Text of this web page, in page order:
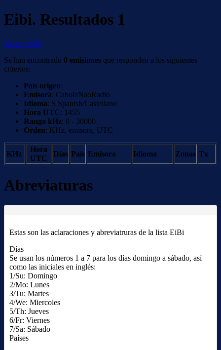
Eibi. Resultados 1
Volver atrás
Se han encontrado 0 emisiones que responden a los siguientes
criterios:
País origen:
Emisora: CabolaNaoRadio
Idioma: S Spanish/Castellano
Hora UTC: 1455
Rango kHz: 0 - 30000
Orden: KHz, emisora, UTC
KHz
Hora
UTC
Días País Emisora Idioma Zonas Tx
Abreviaturas
Estas son las aclaraciones y abreviatruras de la lista EiBi
Días
Se usan los números 1 a 7 para los días domingo a sábado, así
como las iniciales en inglés:
1/Su: Domingo
2/Mo: Lunes
3/Tu: Martes
4/We: Miercoles
5/Th: Jueves
6/Fr: Viernes
7/Sa: Sábado
Países